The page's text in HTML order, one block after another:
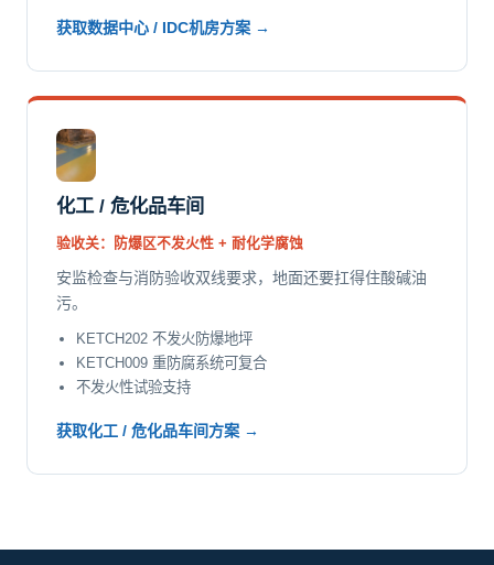
获取数据中心 / IDC机房方案 →
化工 / 危化品车间
验收关：防爆区不发火性 + 耐化学腐蚀
安监检查与消防验收双线要求，地面还要扛得住酸碱油
污。
KETCH202 不发火防爆地坪
KETCH009 重防腐系统可复合
不发火性试验支持
获取化工 / 危化品车间方案 →